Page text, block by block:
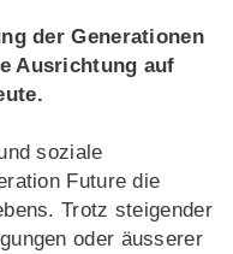
der Generationen
Ausrichtung auf
soziale
Future die
Trotz steigender
oder äusserer